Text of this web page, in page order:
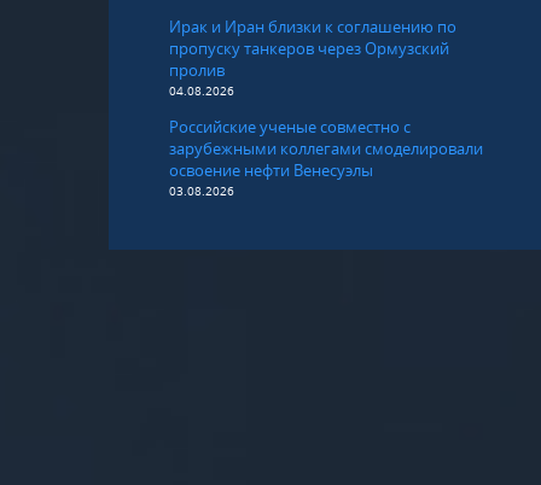
Ирак и Иран близки к соглашению по
пропуску танкеров через Ормузский
пролив
04.08.2026
Российские ученые совместно с
зарубежными коллегами смоделировали
освоение нефти Венесуэлы
03.08.2026